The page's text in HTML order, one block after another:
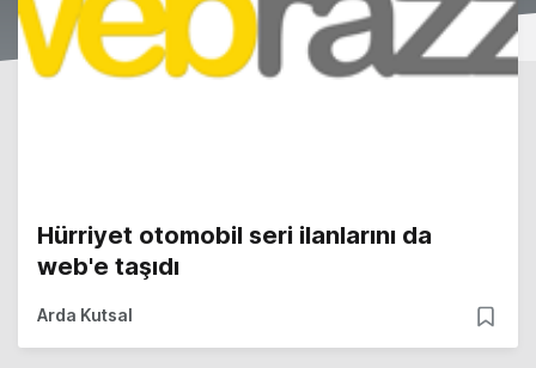
Hürriyet otomobil seri ilanlarını da
web'e taşıdı
Arda Kutsal